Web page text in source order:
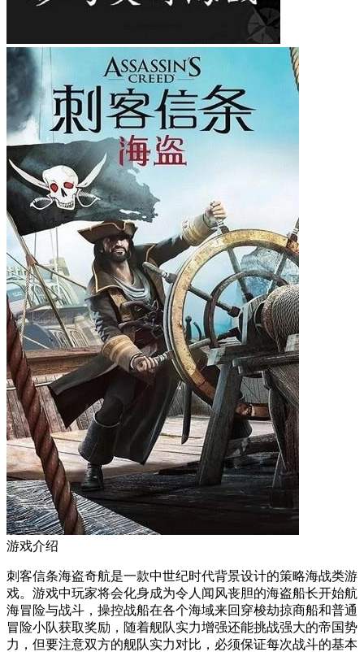
游戏介绍
刺客信条海盗奇航是一款中世纪时代背景设计的策略海战类游
戏。游戏中玩家将会化身成为令人闻风丧胆的海盗船长开始航
海冒险与战斗，操控战船在各个海域来回穿梭劫掠商船和普通
冒险小队获取奖励，随着舰队实力增强还能挑战强大的帝国势
力，但要注意双方的舰队实力对比，必须保证每次战斗的基本